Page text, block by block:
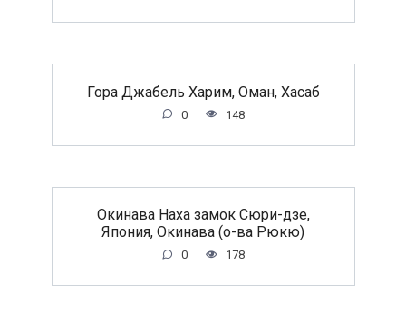
Гора Джабель Харим, Оман, Хасаб
0 148
Окинава Наха замок Сюри-дзе,
Япония, Окинава (о-ва Рюкю)
0 178